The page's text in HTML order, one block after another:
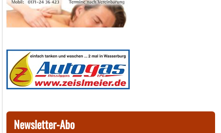
Newsletter-Abo